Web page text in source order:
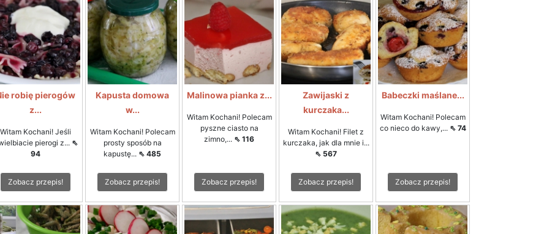
robię pierogów
z...
Witam Kochani! Jeśli
pierogi z... ⇖
94
Zobacz przepis!
Kapusta domowa
w...
Witam Kochani! Polecam
prosty sposób na
kapustę... ⇖ 485
Zobacz przepis!
Malinowa pianka z...
Witam Kochani! Polecam
pyszne ciasto na
zimno,... ⇖ 116
Zobacz przepis!
Zawijaski z
kurczaka...
Witam Kochani! Filet z
kurczaka, jak dla mnie i...
⇖ 567
Zobacz przepis!
Babeczki maślane...
Witam Kochani! Polecam
co nieco do kawy,... ⇖ 74
Zobacz przepis!